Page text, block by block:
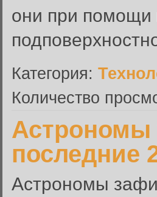
они при помощи
Категория:
Количество
Астрономы
последние
Астрономы